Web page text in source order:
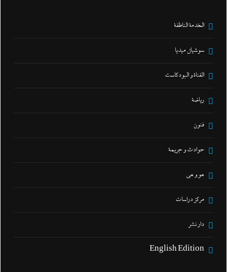
الخدمة الناطقة
سوشيال ميديا
القناة و البودكاست
رياضة
فنون
حوادث و جريمة
هو و هي
مركز دراسات
دار نشر
English Edition